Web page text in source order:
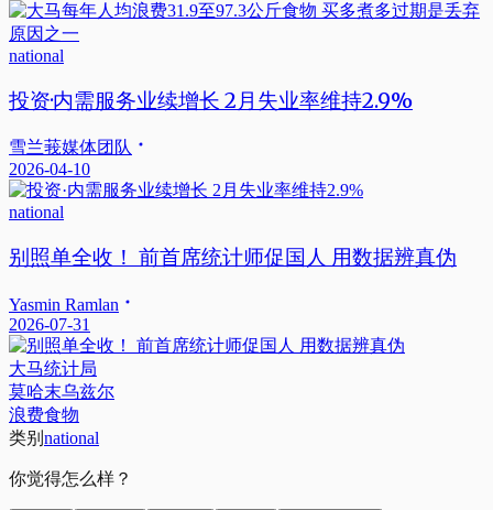
national
投资·内需服务业续增长 2月失业率维持2.9%
雪兰莪媒体团队
2026-04-10
national
别照单全收！ 前首席统计师促国人 用数据辨真伪
Yasmin Ramlan
2026-07-31
大马统计局
莫哈末乌兹尔
浪费食物
类别 national
你觉得怎么样？